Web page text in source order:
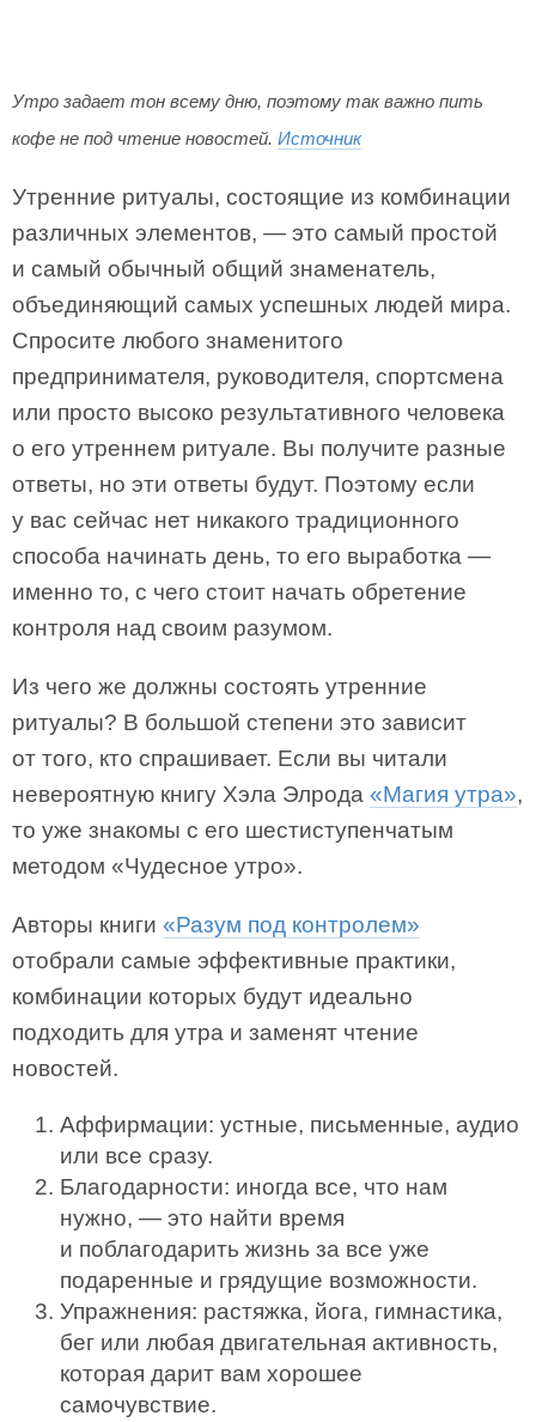
Утро задает тон всему дню, поэтому так важно пить
кофе не под чтение новостей. Источник
Утренние ритуалы, состоящие из комбинации
различных элементов, — это самый простой
и самый обычный общий знаменатель,
объединяющий самых успешных людей мира.
Спросите любого знаменитого
предпринимателя, руководителя, спортсмена
или просто высоко результативного человека
о его утреннем ритуале. Вы получите разные
ответы, но эти ответы будут. Поэтому если
у вас сейчас нет никакого традиционного
способа начинать день, то его выработка —
именно то, с чего стоит начать обретение
контроля над своим разумом.
Из чего же должны состоять утренние
ритуалы? В большой степени это зависит
от того, кто спрашивает. Если вы читали
невероятную книгу Хэла Элрода «Магия утра»,
то уже знакомы с его шестиступенчатым
методом «Чудесное утро».
Авторы книги «Разум под контролем»
отобрали самые эффективные практики,
комбинации которых будут идеально
подходить для утра и заменят чтение
новостей.
Аффирмации: устные, письменные, аудио
или все сразу.
Благодарности: иногда все, что нам
нужно, — это найти время
и поблагодарить жизнь за все уже
подаренные и грядущие возможности.
Упражнения: растяжка, йога, гимнастика,
бег или любая двигательная активность,
которая дарит вам хорошее
самочувствие.